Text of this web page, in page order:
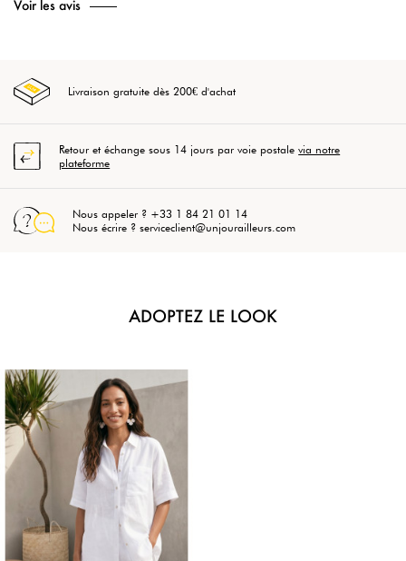
Voir les avis
Livraison gratuite dès 200€ d'achat
Retour et échange sous 14 jours par voie postalevia notre
plateforme
Nous appeler ? +33 1 84 21 01 14
Nous écrire ? serviceclient@unjourailleurs.com
ADOPTEZ LE LOOK